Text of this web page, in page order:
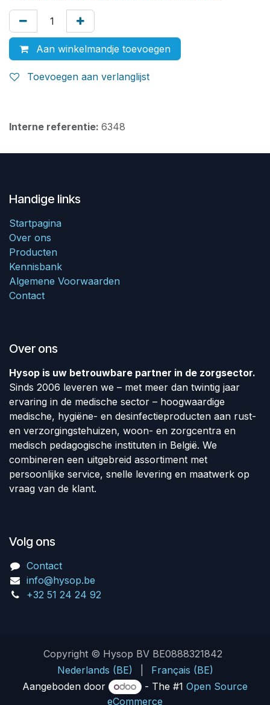
Aan winkelmandje toevoegen
Toevoegen aan verlanglijst
Interne referentie: 6348
Handige links
Startpagina
Over ons
Producten
Kennisbank
Algemene Voorwaarden
Contact
Over ons
Hysop is uw betrouwbare partner in de zorgsector.
Sinds 2006 leveren we – met meer dan twintig jaar
ervaring in de medische sector – hoogwaardige
medische, hygiëne- en desinfectieproducten aan rust-
en verzorgingstehuizen, woon- en zorgcentra en
medisch pedagogische instituten in België. We
combineren een uitgebreid assortiment met
persoonlijke service, snelle levering en maatwerk op
vraag van de klant.
Volg ons
Contact
info@hysop.be
+32 51 24 24 92
Copyright © Hysop BV BE0888321842
Nederlands (BE)
Français (BE)
Aangeboden door
- The #1 Open Source
eCommerce